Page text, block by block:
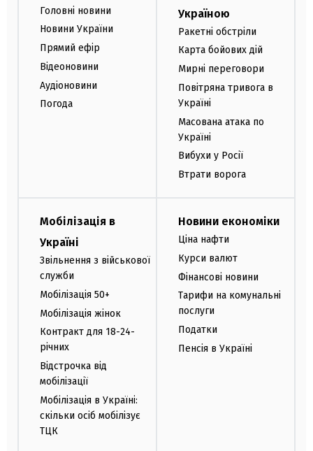
Головні новини
Новини України
Прямий ефір
Відеоновини
Аудіоновини
Погода
Україною
Ракетні обстріли
Карта бойових дій
Мирні переговори
Повітряна тривога в
Україні
Масована атака по
Україні
Вибухи у Росії
Втрати ворога
Мобілізація в
Україні
Звільнення з військової
служби
Мобілізація 50+
Мобілізація жінок
Контракт для 18-24-
річних
Відстрочка від
мобілізації
Мобілізація в Україні:
скільки осіб мобілізує
ТЦК
Новини економіки
Ціна нафти
Курси валют
Фінансові новини
Тарифи на комунальні
послуги
Податки
Пенсія в Україні